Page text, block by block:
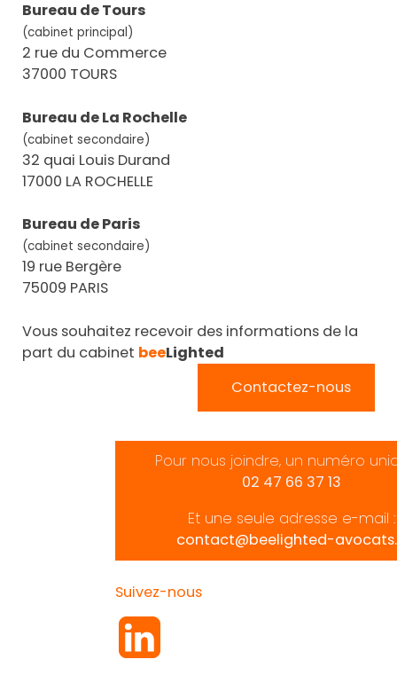
Bureau de Tours
(cabinet principal)
2 rue du Commerce
37000 TOURS
Bureau de La Rochelle
(cabinet secondaire)
32 quai Louis Durand
17000 LA ROCHELLE
Bureau de Paris
(cabinet secondaire)
19 rue Bergère
75009 PARIS
Vous souhaitez recevoir des informations de la
part du cabinet beeLighted
Contactez-nous
Pour nous joindre, un numéro
02 47 66 37 13
Et une seule adresse e-mail :
contact@beelighted-
Suivez-nous